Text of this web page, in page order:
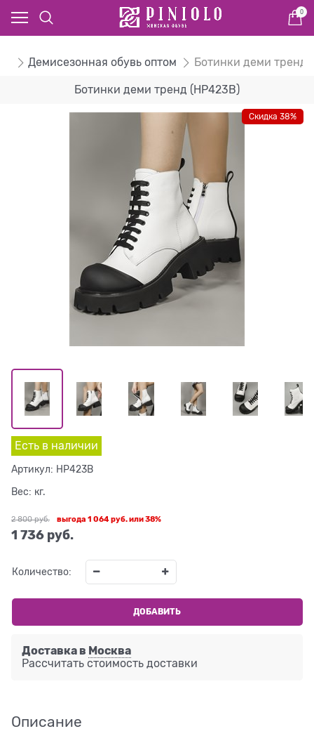
0
Демисезонная обувь оптом Ботинки деми тренд
Ботинки деми тренд (HP423B)
Скидка 38%
Есть в наличии
Артикул: HP423B
Вес: кг.
2 800 руб.
1 736 руб.
выгода 1 064 руб.или38%
Количество:
ДОБАВИТЬ
Доставка в Москва
Рассчитать стоимость доставки
Описание